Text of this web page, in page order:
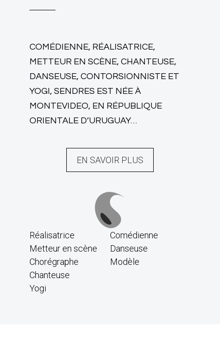
COMÉDIENNE, RÉALISATRICE,
METTEUR EN SCÈNE, CHANTEUSE,
DANSEUSE, CONTORSIONNISTE ET
YOGI, SENDRES EST NÉE À
MONTEVIDEO, EN RÉPUBLIQUE
ORIENTALE D’URUGUAY…
EN SAVOIR PLUS
Réalisatrice
Metteur en scène
Chorégraphe
Comédienne
Danseuse
Modèle
Chanteuse
Yogi